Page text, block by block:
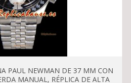
PAUL NEWMAN DE 37 MM CON
MANUAL, RÉPLICA DE ALTA